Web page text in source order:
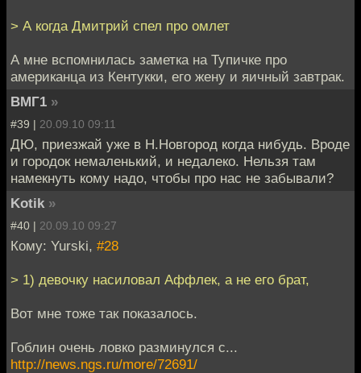
> А когда Дмитрий спел про омлет
А мне вспомнилась заметка на Тупичке про
американца из Кентукки, его жену и яичный завтрак.
ВМГ1 »
#39 | 20.09.10 09:11
ДЮ, приезжай уже в Н.Новгород когда нибудь. Вроде
и городок немаленький, и недалеко. Нельзя там
намекнуть кому надо, чтобы про нас не забывали?
Kotik »
#40 | 20.09.10 09:27
Кому: Yurski, #28
> 1) девочку насиловал Аффлек, а не его брат,
Вот мне тоже так показалось.
Гоблин очень ловко разминулся с...
http://news.ngs.ru/more/72691/